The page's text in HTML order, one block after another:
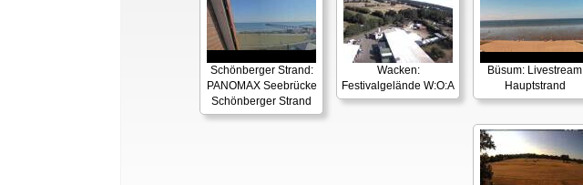
Schönberger Strand:
PANOMAX Seebrücke
Schönberger Strand
Wacken:
Festivalgelände W:O:A
Büsum: Livestream
Hauptstrand